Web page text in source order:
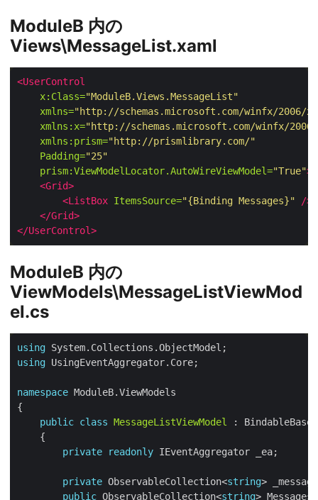
ModuleB 内の
Views\MessageList.xaml
<UserControl
x:Class="ModuleB.Views.MessageList"
xmlns="http://schemas.microsoft.com/winfx/2006/
xmlns:x="http://schemas.microsoft.com/winfx/
xmlns:prism="http://prismlibrary.com/"
Padding="25"
prism:ViewModelLocator.AutoWireViewModel="True">
<Grid>
<ListBox ItemsSource="{Binding Messages}"
/>
</Grid>
</UserControl>
ModuleB 内の
ViewModels\MessageListViewMod
el.cs
using
using
namespace
public class MessageListViewModel
private
readonly
private ObservableCollection<string
public ObservableCollection<string